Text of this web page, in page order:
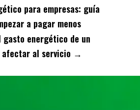
para empresas: guía
a pagar menos
gasto energético de un
al servicio →